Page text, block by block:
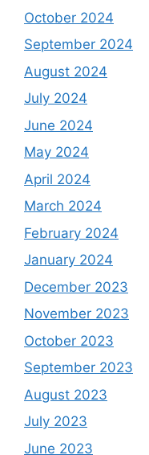
October 2024
September 2024
August 2024
July 2024
June 2024
May 2024
April 2024
March 2024
February 2024
January 2024
December 2023
November 2023
October 2023
September 2023
August 2023
July 2023
June 2023